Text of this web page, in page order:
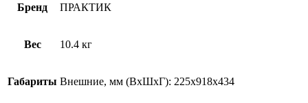
Бренд ПРАКТИК
Вес 10.4 кг
Габариты Внешние, мм (ВхШхГ): 225x918x434